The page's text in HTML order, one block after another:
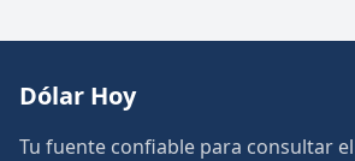
Dólar Hoy
Tu fuente confiable para consultar